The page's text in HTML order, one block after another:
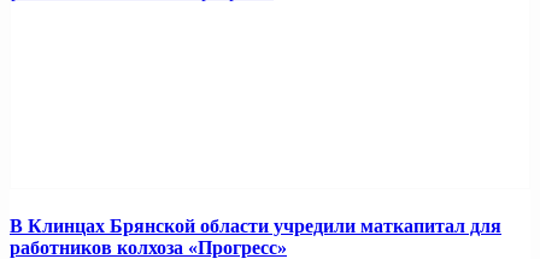
В Клинцах Брянской области учредили маткапитал для
работников колхоза «Прогресс»